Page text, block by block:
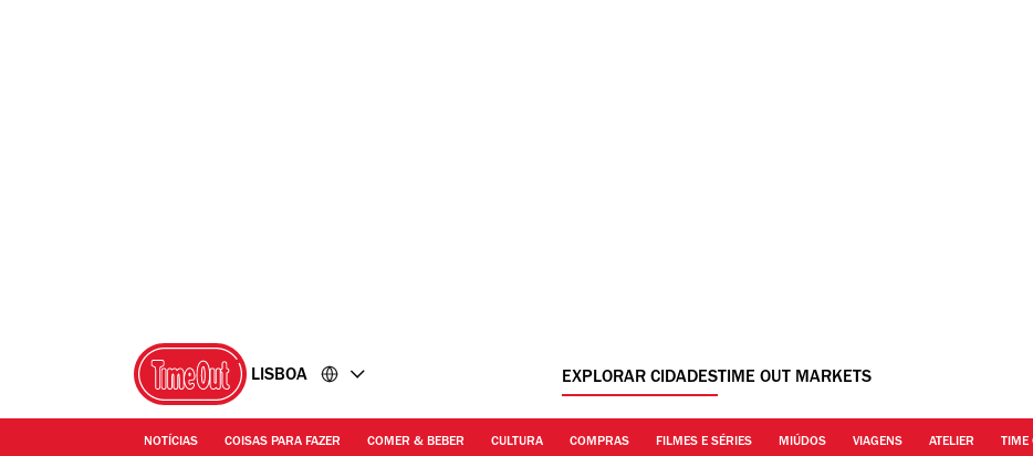
LISBOA EXPLORAR CIDADESTIME OUT MARKETS
NOTÍCIAS COISAS PARA FAZER COMER & BEBER CULTURA COMPRAS FILMES E SÉRIES MIÚDOS VIAGENS ATELIER TIME